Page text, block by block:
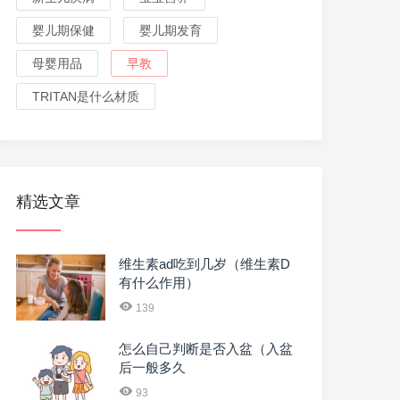
婴儿期保健 婴儿期发育
母婴用品 早教
TRITAN是什么材质
精选文章
维生素ad吃到几岁（维生素D
有什么作用）
139
怎么自己判断是否入盆（入盆
后一般多久
93